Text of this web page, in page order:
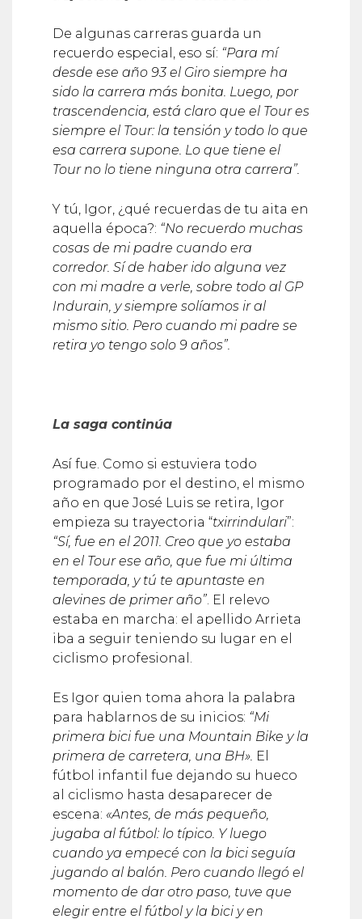
recuerdo especial, eso sí:“Para mí
desde ese año 93 el Giro siempre ha
sido la carrera más bonita. Luego, por
trascendencia, está claro que el Tour es
siempre el Tour: la tensión y todo lo que
esa carrera supone. Lo que tiene el
Tour no lo tiene ninguna otra carrera”.
aquella época?:“No recuerdo muchas
cosas de mi padre cuando era
corredor. Sí de haber ido alguna vez
con mi madre a verle, sobre todo al GP
Indurain, y siempre solíamos ir al
mismo sitio. Pero cuando mi padre se
retira yo tengo solo 9 años”.
programado por el destino, el mismo
año en que José Luis se retira, Igor
empieza su trayectoria “ txirrindulari
“Sí, fue en el 2011. Creo que yo estaba
en el Tour ese año, que fue mi última
temporada, y tú te apuntaste en
alevines de primer año”. El relevo
estaba en marcha: el apellido Arrieta
iba a seguir teniendo su lugar en el
ciclismo profesional.
para hablarnos de su inicios:“Mi
primera bici fue una Mountain Bike y la
primera de carretera, una BH». El
fútbol infantil fue dejando su hueco
al ciclismo hasta desaparecer de
escena:«Antes, de más pequeño,
jugaba al fútbol: lo típico. Y luego
cuando ya empecé con la bici seguía
jugando al balón. Pero cuando llegó el
momento de dar otro paso, tuve que
elegir entre el fútbol y la bici y en
juveniles ya me volqué en la bici. Había